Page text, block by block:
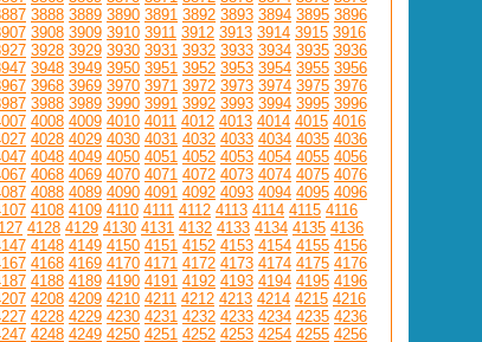
3888 3889 3890 3891 3892 3893 3894 3895 3896
3908 3909 3910 3911 3912 3913 3914 3915 3916
3928 3929 3930 3931 3932 3933 3934 3935 3936
3948 3949 3950 3951 3952 3953 3954 3955 3956
3968 3969 3970 3971 3972 3973 3974 3975 3976
3988 3989 3990 3991 3992 3993 3994 3995 3996
4008 4009 4010 4011 4012 4013 4014 4015 4016
4028 4029 4030 4031 4032 4033 4034 4035 4036
4048 4049 4050 4051 4052 4053 4054 4055 4056
4068 4069 4070 4071 4072 4073 4074 4075 4076
4088 4089 4090 4091 4092 4093 4094 4095 4096
4108 4109 4110 4111 4112 4113 4114 4115 4116
4128 4129 4130 4131 4132 4133 4134 4135 4136
4148 4149 4150 4151 4152 4153 4154 4155 4156
4168 4169 4170 4171 4172 4173 4174 4175 4176
4188 4189 4190 4191 4192 4193 4194 4195 4196
4208 4209 4210 4211 4212 4213 4214 4215 4216
4228 4229 4230 4231 4232 4233 4234 4235 4236
4248 4249 4250 4251 4252 4253 4254 4255 4256